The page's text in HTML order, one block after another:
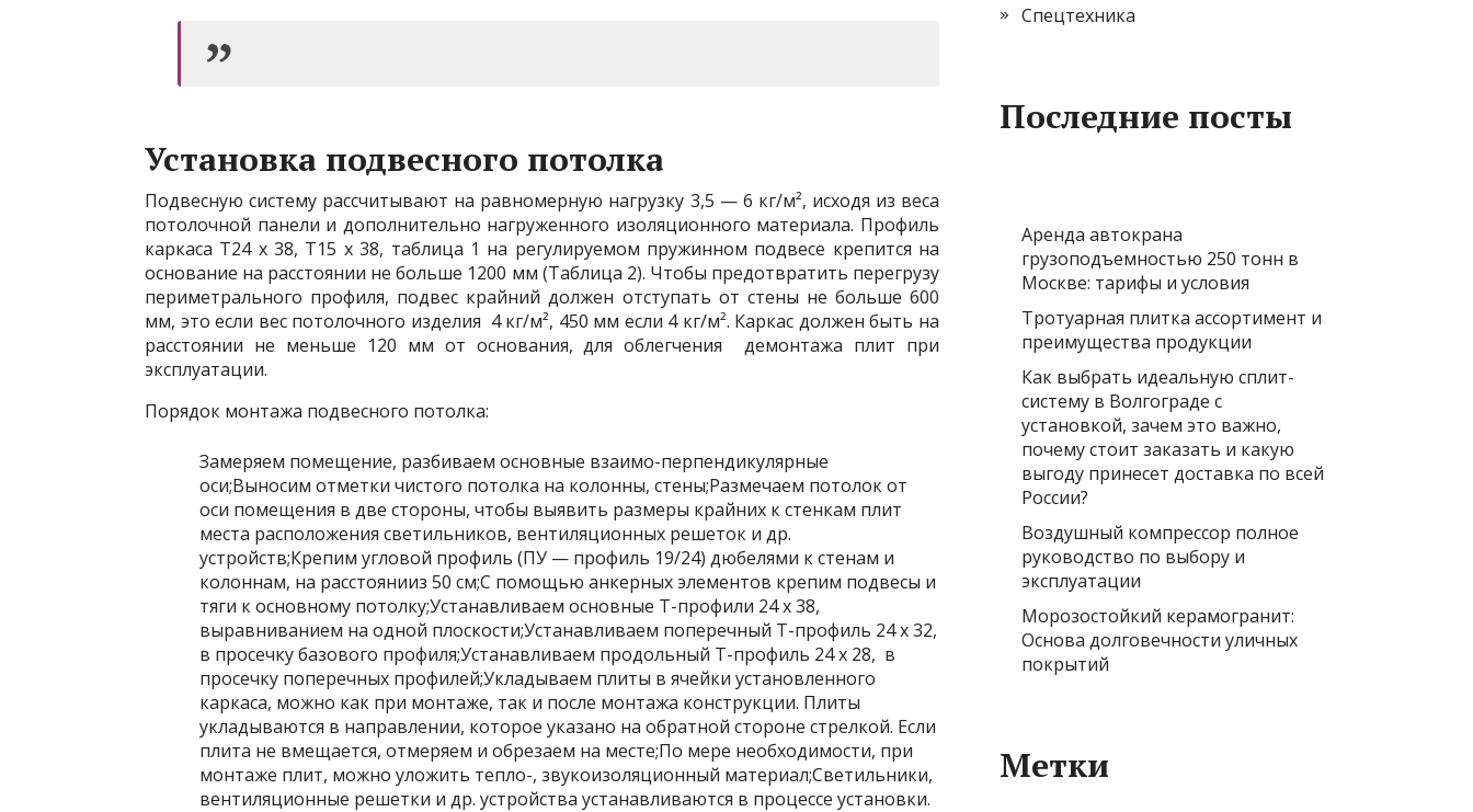
Установка подвесного потолка
Подвесную систему рассчитывают на равномерную нагрузку 3,5 — 6 кг/м², исходя из веса
потолочной панели и дополнительно нагруженного изоляционного материала. Профиль
каркаса Т24 х 38, Т15 х 38, таблица 1 на регулируемом пружинном подвесе крепится на
основание на расстоянии не больше 1200 мм (Таблица 2). Чтобы предотвратить перегрузу
периметрального профиля, подвес крайний должен отступать от стены не больше 600
мм, это если вес потолочного изделия 4 кг/м², 450 мм если 4 кг/м². Каркас должен быть на
расстоянии не меньше 120 мм от основания, для облегчения демонтажа плит при
эксплуатации.
Порядок монтажа подвесного потолка:
Замеряем помещение, разбиваем основные взаимо-перпендикулярные
оси;Выносим отметки чистого потолка на колонны, стены;Размечаем потолок от
оси помещения в две стороны, чтобы выявить размеры крайних к стенкам плит
места расположения светильников, вентиляционных решеток и др.
устройств;Крепим угловой профиль (ПУ — профиль 19/24) дюбелями к стенам и
колоннам, на расстоянииз 50 см;С помощью анкерных элементов крепим подвесы и
тяги к основному потолку;Устанавливаем основные Т-профили 24 х 38,
выравниванием на одной плоскости;Устанавливаем поперечный Т-профиль 24 х 32,
в просечку базового профиля;Устанавливаем продольный Т-профиль 24 х 28, в
просечку поперечных профилей;Укладываем плиты в ячейки установленного
каркаса, можно как при монтаже, так и после монтажа конструкции. Плиты
укладываются в направлении, которое указано на обратной стороне стрелкой. Если
плита не вмещается, отмеряем и обрезаем на месте;По мере необходимости, при
монтаже плит, можно уложить тепло-, звукоизоляционный материал;Светильники,
вентиляционные решетки и др. устройства устанавливаются в процессе установки.
Спецтехника
Последние посты
Аренда автокрана
грузоподъемностью 250 тонн в
Москве: тарифы и условия
Тротуарная плитка ассортимент и
преимущества продукции
Как выбрать идеальную сплит-
систему в Волгограде с
установкой, зачем это важно,
почему стоит заказать и какую
выгоду принесет доставка по всей
России?
Воздушный компрессор полное
руководство по выбору и
эксплуатации
Морозостойкий керамогранит:
Основа долговечности уличных
покрытий
Метки